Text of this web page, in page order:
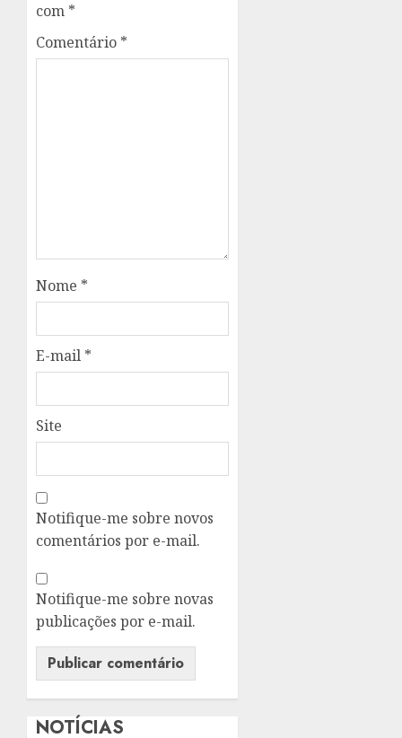
com *
Comentário *
Nome *
E-mail *
Site
Notifique-me sobre novos
comentários por e-mail.
Notifique-me sobre novas
publicações por e-mail.
NOTÍCIAS